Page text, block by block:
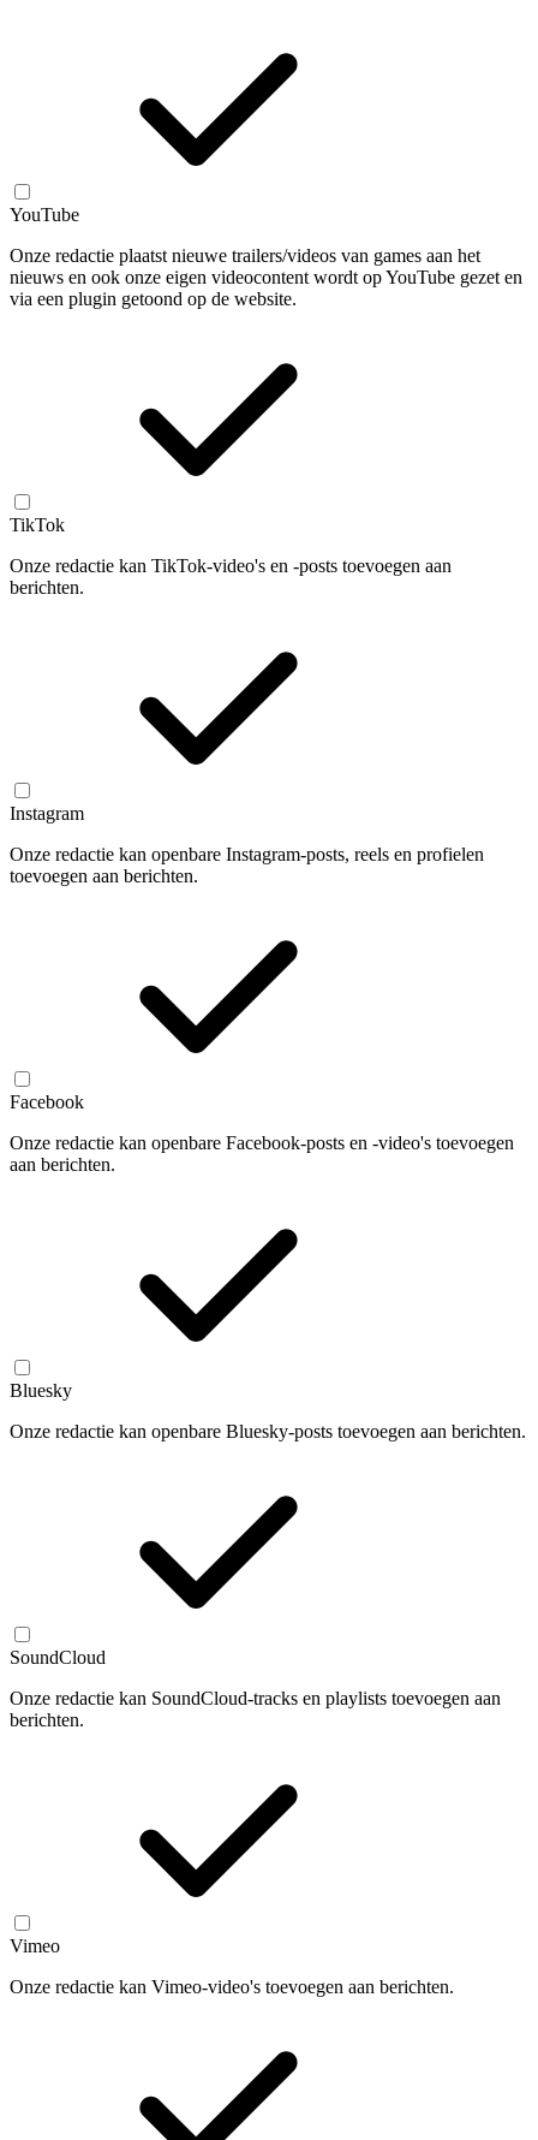
YouTube
Onze redactie plaatst nieuwe trailers/videos van games aan het
nieuws en ook onze eigen videocontent wordt op YouTube gezet en
via een plugin getoond op de website.
TikTok
Onze redactie kan TikTok-video's en -posts toevoegen aan
berichten.
Instagram
Onze redactie kan openbare Instagram-posts, reels en profielen
toevoegen aan berichten.
Facebook
Onze redactie kan openbare Facebook-posts en -video's toevoegen
aan berichten.
Bluesky
Onze redactie kan openbare Bluesky-posts toevoegen aan berichten.
SoundCloud
Onze redactie kan SoundCloud-tracks en playlists toevoegen aan
berichten.
Vimeo
Onze redactie kan Vimeo-video's toevoegen aan berichten.